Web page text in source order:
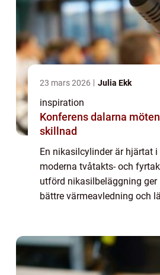
23 mars 2026 Julia Ekk
inspiration
Konferens dalarna möten som gör
skillnad
En nikasilcylinder är hjärtat
moderna tvåtakts- och
utförd nikasilbeläggning ger
bättre värmeavledning och